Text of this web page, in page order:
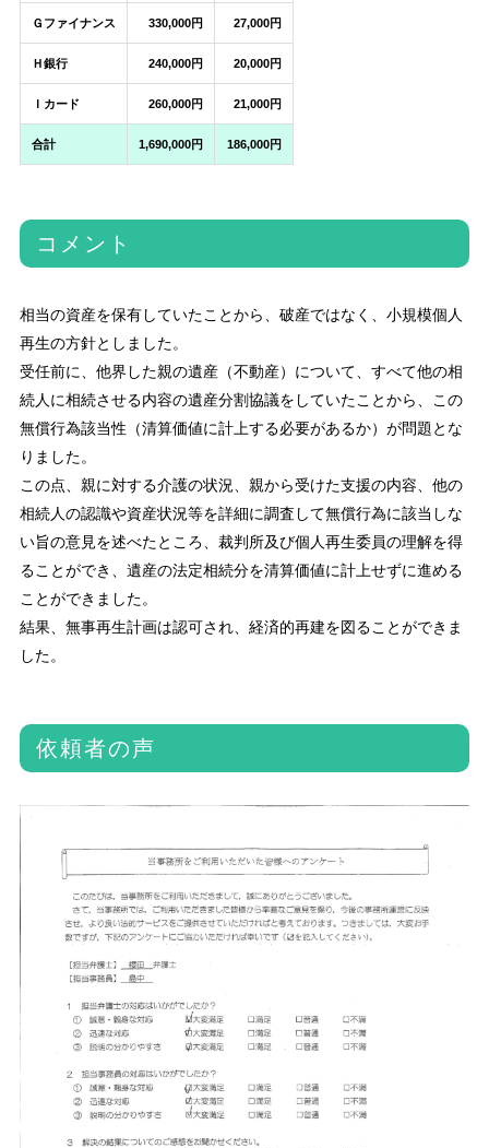
Ｇファイナンス 330,000円 27,000円
Ｈ銀行 240,000円 20,000円
Ｉカード 260,000円 21,000円
合計 1,690,000円 186,000円
コメント
相当の資産を保有していたことから、破産ではなく、小規模個人
再生の方針としました。
受任前に、他界した親の遺産（不動産）について、すべて他の相
続人に相続させる内容の遺産分割協議をしていたことから、この
無償行為該当性（清算価値に計上する必要があるか）が問題とな
りました。
この点、親に対する介護の状況、親から受けた支援の内容、他の
相続人の認識や資産状況等を詳細に調査して無償行為に該当しな
い旨の意見を述べたところ、裁判所及び個人再生委員の理解を得
ることができ、遺産の法定相続分を清算価値に計上せずに進める
ことができました。
結果、無事再生計画は認可され、経済的再建を図ることができま
した。
依頼者の声